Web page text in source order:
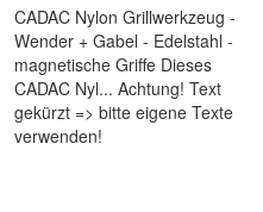
CADAC Nylon Grillwerkzeug -
Wender + Gabel - Edelstahl -
magnetische Griffe Dieses
CADAC Nyl... Achtung! Text
gekürzt => bitte eigene Texte
verwenden!